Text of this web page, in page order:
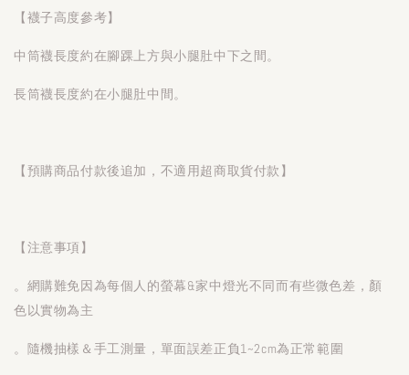
【襪子高度參考】
中筒襪長度約在腳踝上方與小腿肚中下之間。
長筒襪長度約在小腿肚中間。
【預購商品付款後追加，不適用超商取貨付款】
【注意事項】
。網購難免因為每個人的螢幕&家中燈光不同而有些微色差，顏
色以實物為主
。隨機抽樣＆手工測量，單面誤差正負1~2cm為正常範圍